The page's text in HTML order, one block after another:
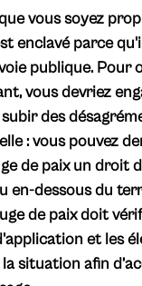
vous soyez
enclavé parce
publique. Pour
vous devriez
des
: vous pouvez
de paix un droit
en-dessous du
de paix doit
et les
situation afin